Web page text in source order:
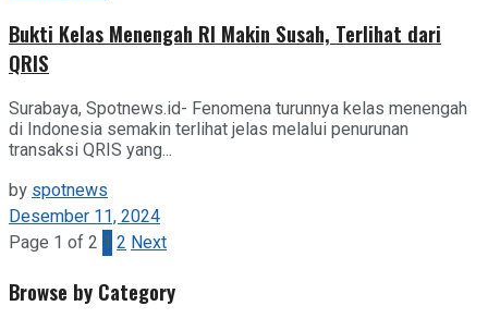
Bukti Kelas Menengah RI Makin Susah, Terlihat dari
QRIS
Surabaya, Spotnews.id- Fenomena turunnya kelas menengah
di Indonesia semakin terlihat jelas melalui penurunan
transaksi QRIS yang...
byspotnews
Desember 11, 2024
Page 1 of 2 1 2Next
Browse by Category